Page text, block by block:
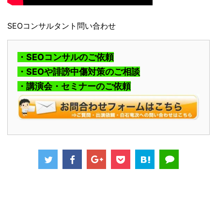
SEOコンサルタント問い合わせ
・SEOコンサルのご依頼
・SEOや誹謗中傷対策のご相談
・講演会・セミナーのご依頼